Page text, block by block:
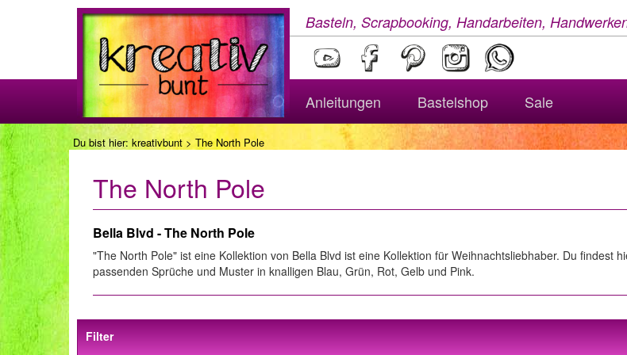
Basteln, Scrapbooking, Handarbeiten,
Anleitungen Bastelshop Sale
Du bist hier: kreativbunt > The North Pole
The North Pole
Bella Blvd - The North Pole
"The North Pole" ist eine Kollektion von Bella Blvd ist eine Kollektion für Weihnachtsliebhaber. Du findest
passenden Sprüche und Muster in knalligen Blau, Grün, Rot, Gelb und Pink.
Filter